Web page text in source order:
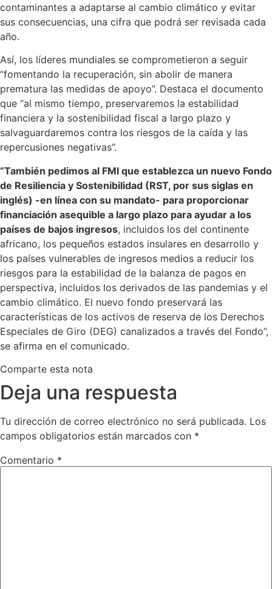
contaminantes a adaptarse al cambio climático y evitar
sus consecuencias, una cifra que podrá ser revisada cada
año.
Así, los líderes mundiales se comprometieron a seguir
“fomentando la recuperación, sin abolir de manera
prematura las medidas de apoyo”. Destaca el documento
que “al mismo tiempo, preservaremos la estabilidad
financiera y la sostenibilidad fiscal a largo plazo y
salvaguardaremos contra los riesgos de la caída y las
repercusiones negativas”.
“También pedimos al FMI que establezca un nuevo Fondo
de Resiliencia y Sostenibilidad (RST, por sus siglas en
inglés) -en línea con su mandato- para proporcionar
financiación asequible a largo plazo para ayudar a los
países de bajos ingresos, incluidos los del continente
africano, los pequeños estados insulares en desarrollo y
los países vulnerables de ingresos medios a reducir los
riesgos para la estabilidad de la balanza de pagos en
perspectiva, incluidos los derivados de las pandemias y el
cambio climático. El nuevo fondo preservará las
características de los activos de reserva de los Derechos
Especiales de Giro (DEG) canalizados a través del Fondo”,
se afirma en el comunicado.
Comparte esta nota
Deja una respuesta
Tu dirección de correo electrónico no será publicada. Los
campos obligatorios están marcados con *
Comentario *